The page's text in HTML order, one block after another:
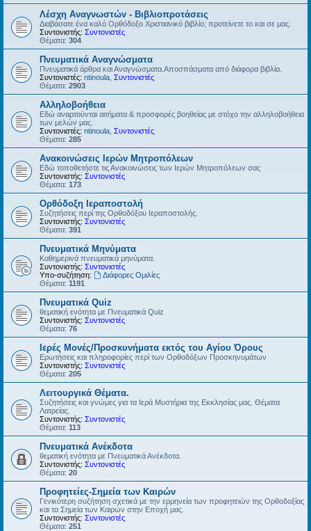
Λέσχη Αναγνωστών - Βιβλιοπροτάσεις
Διαβάσατε ένα καλό Ορθόδοξο Χριστιανικό βιβλίο; προτείνετε το και σε μας.
Συντονιστής: Συντονιστές
Θέματα: 304
Πνευματικά Αναγνώσματα
Πνευματικά άρθρα και Αναγνώσματα.Αποσπάσματα από διάφορα βιβλία.
Συντονιστές: ntinoula Συντονιστές
Θέματα: 2903
Αλληλοβοήθεια
Εδώ αναρτούνται αιτήματα & προσφορές βοηθείας με στόχο την αλληλοβοήθεια
των μελών μας.
Συντονιστές: ntinoula Συντονιστές
Θέματα: 285
Ανακοινώσεις Ιερών Μητροπόλεων
Εδώ τοποθετήστε τις Ανακοινώσεις των Ιερών Μητροπόλεων σας
Συντονιστής: Συντονιστές
Θέματα: 173
Ορθόδοξη Ιεραποστολή
Συζητήσεις περί της Ορθοδόξου Ιεραποστολής.
Συντονιστής: Συντονιστές
Θέματα: 391
Πνευματικά Μηνύματα
Καθημερινά πνευματικά μηνύματα.
Συντονιστής: Συντονιστές
Υπο-συζήτηση:
Διάφορες Ομιλίες
Θέματα: 1191
Πνευματικά Quiz
θεματική ενότητα με Πνευματικά Quiz
Συντονιστής: Συντονιστές
Θέματα: 76
Ιερές Μονές/Προσκυνήματα εκτός του Αγίου Όρους
Ερωτήσεις και πληροφορίες περί των Ορθοδόξων Προσκηνυμάτων
Συντονιστής: Συντονιστές
Θέματα: 205
Λειτουργικά Θέματα.
Συζητήσεις και γνώμες για τα Ιερά Μυστήρια της Εκκλησίας μας. Θέματα
Λατρείας.
Συντονιστής: Συντονιστές
Θέματα: 113
Πνευματικά Ανέκδοτα
θεματική ενότητα με Πνευματικά Ανέκδοτα.
Συντονιστής: Συντονιστές
Θέματα: 20
Προφητείες-Σημεία των Καιρών
Γενικότερη συζήτηση σχετικά με την ερμηνεία των προφητειών της Ορθοδοξίας
και τα Σημεία των Καιρών στην Εποχή μας.
Συντονιστής: Συντονιστές
Θέματα: 251